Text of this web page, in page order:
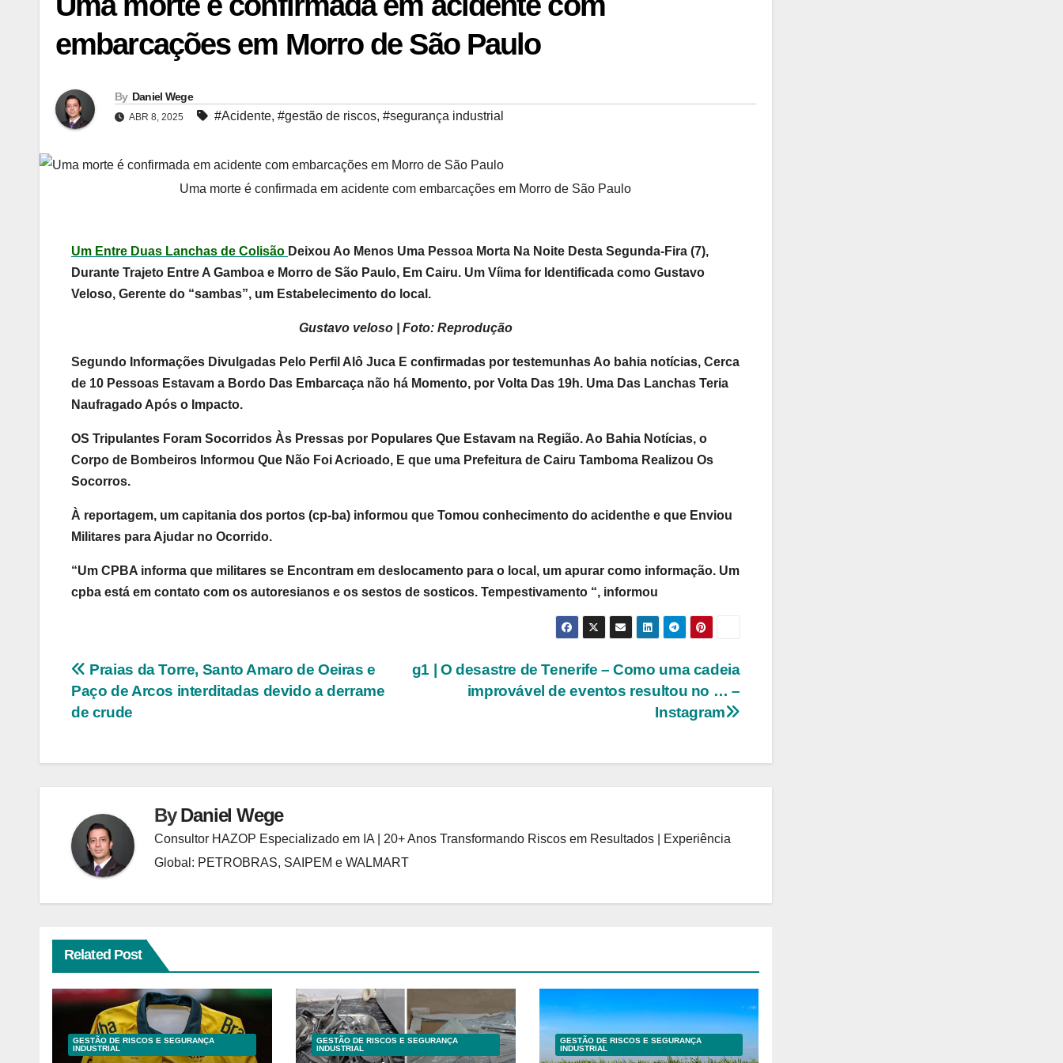
embarcações em Morro de São Paulo
By Daniel Wege
ABR 8, 2025 #Acidente, #gestão de riscos, #segurança industrial
Uma morte é confirmada em acidente com embarcações em Morro de São Paulo
Um Entre Duas Lanchas de Colisão Deixou Ao Menos Uma Pessoa Morta Na Noite Desta Segunda-Fira (7),
Durante Trajeto Entre A Gamboa e Morro de São Paulo, Em Cairu. Um Víima for Identificada como Gustavo
Veloso, Gerente do “sambas”, um Estabelecimento do local.
Gustavo veloso | Foto: Reprodução
Segundo Informações Divulgadas Pelo Perfil Alô Juca E confirmadas por testemunhas Ao bahia notícias, Cerca
de 10 Pessoas Estavam a Bordo Das Embarcaça não há Momento, por Volta Das 19h. Uma Das Lanchas Teria
Naufragado Após o Impacto.
OS Tripulantes Foram Socorridos Às Pressas por Populares Que Estavam na Região. Ao Bahia Notícias, o
Corpo de Bombeiros Informou Que Não Foi Acrioado, E que uma Prefeitura de Cairu Tamboma Realizou Os
Socorros.
À reportagem, um capitania dos portos (cp-ba) informou que Tomou conhecimento do acidenthe e que Enviou
Militares para Ajudar no Ocorrido.
“Um CPBA informa que militares se Encontram em deslocamento para o local, um apurar como informação. Um
cpba está em contato com os autoresianos e os sestos de sosticos. Tempestivamento “, informou
Navegação
de
g1 | O desastre de Tenerife – Como uma cadeia
improvável de eventos resultou no … –
Instagram
Praias da Torre, Santo Amaro de Oeiras e
Paço de Arcos interditadas devido a derrame
de crude
ByDaniel Wege
Consultor HAZOP Especializado em IA | 20+ Anos Transformando Riscos em Resultados | Experiência
Global: PETROBRAS, SAIPEM e WALMART
Related Post
GESTÃO DE RISCOS E SEGURANÇA
INDUSTRIAL
GESTÃO DE RISCOS E SEGURANÇA
INDUSTRIAL
GESTÃO DE RISCOS E SEGURANÇA
INDUSTRIAL